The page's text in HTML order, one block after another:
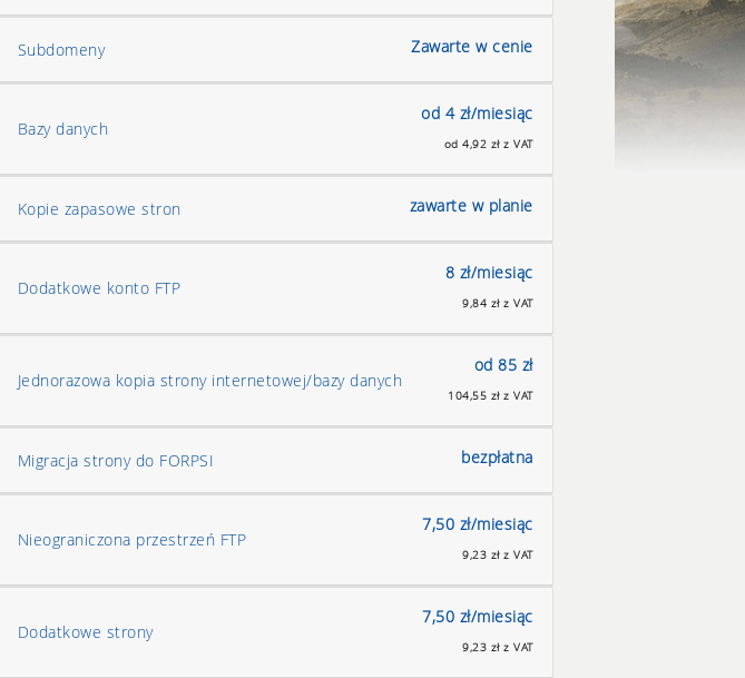
Subdomeny Zawarte w cenie
Bazy danych
od 4 zł/miesiąc
od 4,92 zł z VAT
Kopie zapasowe stron zawarte w planie
Dodatkowe konto FTP
8 zł/miesiąc
9,84 zł z VAT
Jednorazowa kopia strony internetowej/bazy danych
od 85 zł
104,55 zł z VAT
Migracja strony do FORPSI bezpłatna
Nieograniczona przestrzeń FTP
7,50 zł/miesiąc
9,23 zł z VAT
Dodatkowe strony
7,50 zł/miesiąc
9,23 zł z VAT